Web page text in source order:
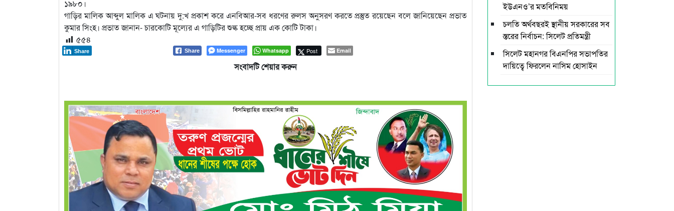
১৯৮০।
গাড়ির মালিক আব্দুল মালিক এ ঘটনায় দু:খ প্রকাশ করে এনবিআর-সব ধরণের রুলস অনুসরণ করতে প্রস্তুত রয়েছেন বলে জানিয়েছেন প্রভাত
কুমার সিংহ। প্রভাত জানান- চারকোটি মূল্যের এ গাড়িটির শুল্ক হচ্ছে প্রায় এক কোটি টাকা।
৫৫৪
Share Messenger Whatsapp Post
Share Email
সংবাদটি শেয়ার করুন
ইউএনও’র মতবিনিময়
চলতি অর্থবছরই স্থানীয় সরকারের সব
স্তরের নির্বাচন: সিলেট প্রতিমন্ত্রী
সিলেট মহানগর বিএনপির সভাপতির
দায়িত্বে ফিরলেন নাসিম হোসাইন